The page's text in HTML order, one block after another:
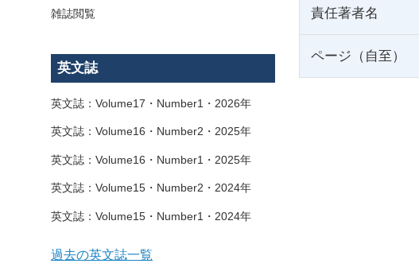
責任著者名
ページ（自至）
雑誌閲覧
英文誌
英文誌：Volume17・Number1・2026年
英文誌：Volume16・Number2・2025年
英文誌：Volume16・Number1・2025年
英文誌：Volume15・Number2・2024年
英文誌：Volume15・Number1・2024年
過去の英文誌一覧